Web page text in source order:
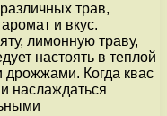
трав,
и вкус.
лимонную траву,
настоять в теплой
дрожжами. Когда квас
наслаждаться